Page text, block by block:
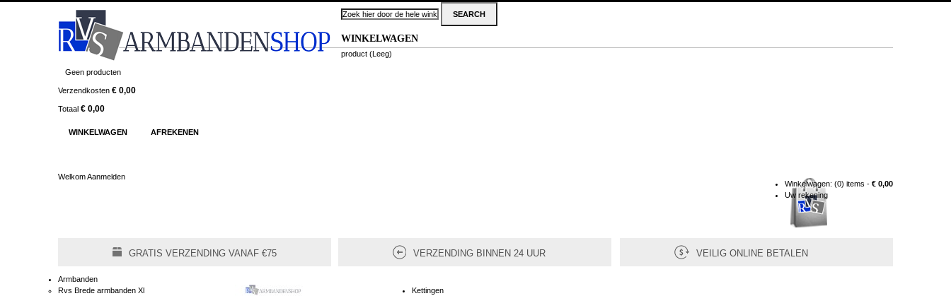
WINKELWAGEN
product (Leeg)
Geen producten
Verzendkosten € 0,00
Totaal € 0,00
WINKELWAGEN AFREKENEN
Winkelwagen: (0) items - € 0,00
Uw rekening
WelkomAanmelden
GRATIS VERZENDING VANAF €75 VERZENDING BINNEN 24 UUR VEILIG ONLINE BETALEN
Armbanden
Rvs Brede armbanden Xl
Kettingen